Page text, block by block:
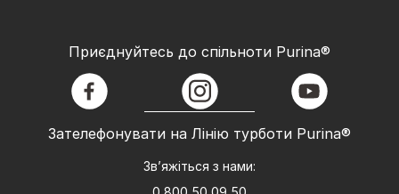
Зателефонувати на Лінію турботи Purina®
Зв’яжіться з нами:
Приєднуйтесь до спільноти Purina®
facebook instagram youtube